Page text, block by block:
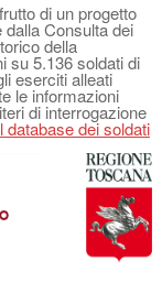
di un progetto
Consulta dei
della
su 5.136 soldati di
eserciti alleati
le informazioni
di interrogazione
database dei soldati